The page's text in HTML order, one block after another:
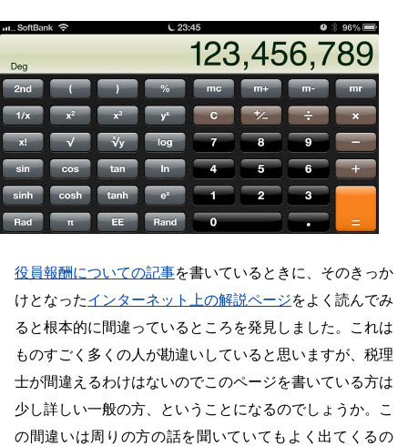
役員報酬についての記事を書いているときに、そのきっか
けとなったインターネット上の解説ページをよく読んでみ
ると根本的に間違っているところを発見しました。これは
ものすごく多くの人が勘違いしていると思いますが、税理
士が間違えるわけはないのでこのページを書いている方は
少し詳しい一般の方、ということになるのでしょうか。こ
の間違いは周りの方の話を聞いていてもよく出てくるの